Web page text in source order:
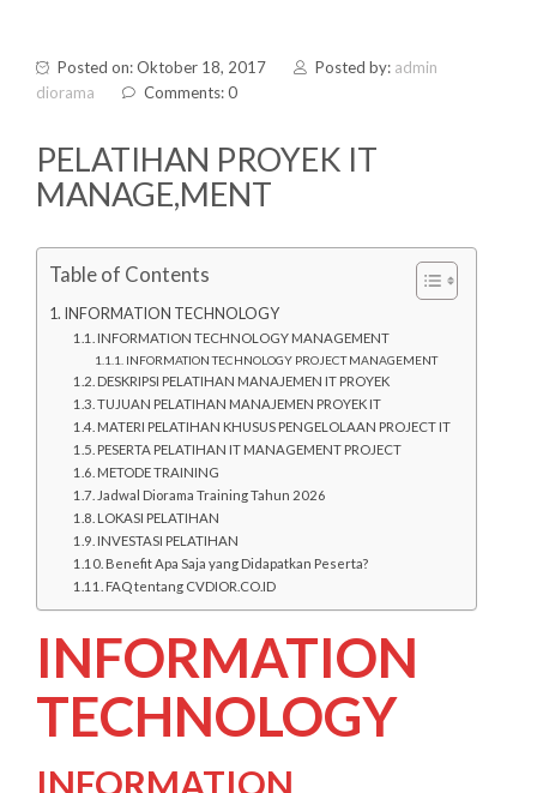
Posted on: Oktober 18, 2017 Posted by: admin
diorama
Comments: 0
PELATIHAN PROYEK IT
MANAGE,MENT
Table of Contents
INFORMATION TECHNOLOGY
INFORMATION TECHNOLOGY MANAGEMENT
INFORMATION TECHNOLOGY PROJECT MANAGEMENT
DESKRIPSI PELATIHAN MANAJEMEN IT PROYEK
TUJUAN PELATIHAN MANAJEMEN PROYEK IT
MATERI PELATIHAN KHUSUS PENGELOLAAN PROJECT IT
PESERTA PELATIHAN IT MANAGEMENT PROJECT
METODE TRAINING
Jadwal Diorama Training Tahun 2026
LOKASI PELATIHAN
INVESTASI PELATIHAN
Benefit Apa Saja yang Didapatkan Peserta?
FAQ tentang CVDIOR.CO.ID
INFORMATION
TECHNOLOGY
INFORMATION